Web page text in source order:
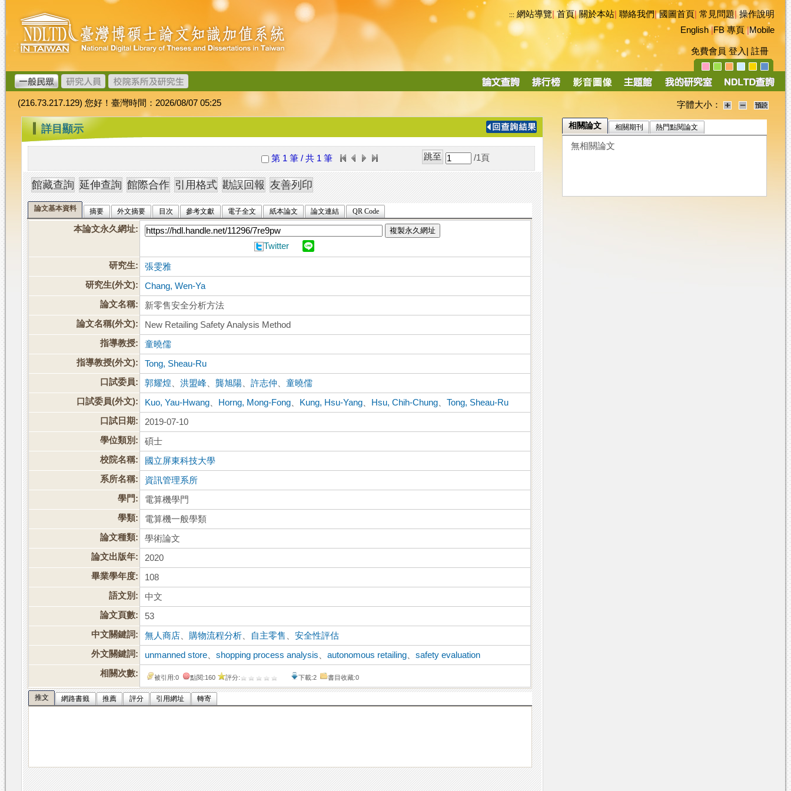
跳
到
主
要
內
容
臺
灣
博
碩
士
論
文
加
值
系
統
::: 網站導覽|首頁|關於本站 聯絡我們|國圖首頁 常見問題|操作說明
English|FB 專頁|Mobile
免費會員 登入 註冊
導
(216.73.217.129) 您好！臺灣時間：2026/08/07 05:25 字體大小：
::: 詳目顯示
第 1 筆 / 共 1 筆 /1 頁
論文基本資料 摘要 外文摘要 目次 參考文獻 電子全文 紙本論文 論文連結 QR Code
本論文永久網址: 複製永久網址
Twitter
研究生:
張雯雅
研究生(外文):
Chang, Wen-Ya
論文名稱:
新零售安全分析方法
論文名稱(外文):
New Retailing Safety Analysis Method
指導教授:
童曉儒
指導教授(外文):
Tong, Sheau-Ru
口試委員:
郭耀煌 、洪盟峰 、龔旭陽 、許志仲 、童曉儒
口試委員(外文):
Kuo, Yau-Hwang Horng, Mong-Fong Kung, Hsu-Yang Hsu, Chih-Chung 、Tong, Sheau-Ru
口試日期:
2019-07-10
學位類別:
碩士
校院名稱:
國立屏東科技大學
系所名稱:
資訊管理系所
學門:
電算機學門
學類:
電算機一般學類
論文種類:
學術論文
論文出版年:
2020
畢業學年度:
108
語文別:
中文
論文頁數:
53
中文關鍵詞:
無人商店 購物流程分析 自主零售 、安全性評估
外文關鍵詞:
unmanned store 、shopping process analysis 、autonomous retailing 、safety evaluation
相關次數:
被引用:0 點閱:160 評分: 下載:2 書目收藏:0
推文 網路書籤 推薦 評分 引用網址 轉寄
相關論文 相關期刊 熱門點閱論文
無相關論文